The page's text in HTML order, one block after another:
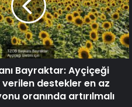
Bayraktar: Ayçiçeği
destekler en az
oranında artırılmalı